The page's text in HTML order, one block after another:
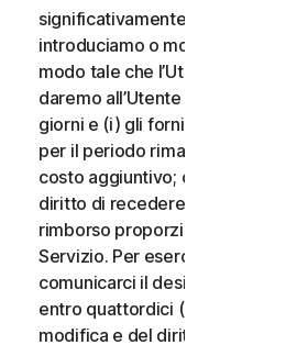
significativamente dannosa per
introduciamo o modifichiamo i
modo tale che l’Utente non abbia
daremo all’Utente un preavviso
giorni e (i) gli forniremo servizi
per il periodo rimanente del
costo aggiuntivo; oppure (ii)
diritto di recedere dal contratto e
rimborso proporzionale per il
Servizio. Per esercitare questo
comunicarci il desiderio di
entro quattordici (14) giorni dalla
modifica e del diritto di